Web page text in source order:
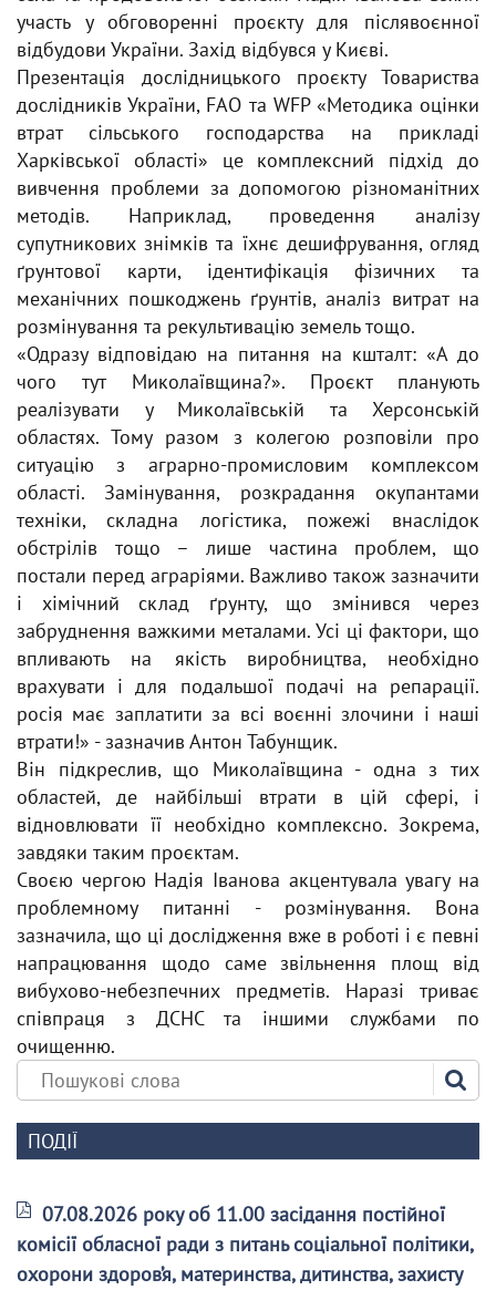
участь у обговоренні проєкту для післявоєнної
відбудови України. Захід відбувся у Києві.
Презентація дослідницького проєкту Товариства
дослідників України, FAO та WFP «Методика оцінки
втрат сільського господарства на прикладі
Харківської області» це комплексний підхід до
вивчення проблеми за допомогою різноманітних
методів. Наприклад, проведення аналізу
супутникових знімків та їхнє дешифрування, огляд
ґрунтової карти, ідентифікація фізичних та
механічних пошкоджень ґрунтів, аналіз витрат на
розмінування та рекультивацію земель тощо.
«Одразу відповідаю на питання на кшталт: «А до
чого тут Миколаївщина?». Проєкт планують
реалізувати у Миколаївській та Херсонській
областях. Тому разом з колегою розповіли про
ситуацію з аграрно-промисловим комплексом
області. Замінування, розкрадання окупантами
техніки, складна логістика, пожежі внаслідок
обстрілів тощо – лише частина проблем, що
постали перед аграріями. Важливо також зазначити
і хімічний склад ґрунту, що змінився через
забруднення важкими металами. Усі ці фактори, що
впливають на якість виробництва, необхідно
врахувати і для подальшої подачі на репарації.
росія має заплатити за всі воєнні злочини і наші
втрати!» - зазначив Антон Табунщик.
Він підкреслив, що Миколаївщина - одна з тих
областей, де найбільші втрати в цій сфері, і
відновлювати її необхідно комплексно. Зокрема,
завдяки таким проєктам.
Своєю чергою Надія Іванова акцентувала увагу на
проблемному питанні - розмінування. Вона
зазначила, що ці дослідження вже в роботі і є певні
напрацювання щодо саме звільнення площ від
вибухово-небезпечних предметів. Наразі триває
співпраця з ДСНС та іншими службами по
очищенню.
ПОДІЇ
07.08.2026 року об 11.00 засідання постійної
комісії обласної ради з питань соціальної політики,
охорони здоров’я, материнства, дитинства, захисту